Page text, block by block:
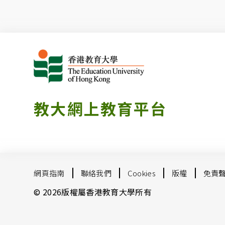
教大網上教育平台
網頁指南 聯絡我們 Cookies 版權 免責
© 2026版權屬香港教育大學所有